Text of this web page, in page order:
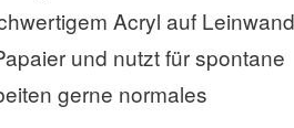
Acryl auf Leinwand
und nutzt für spontane
gerne normales